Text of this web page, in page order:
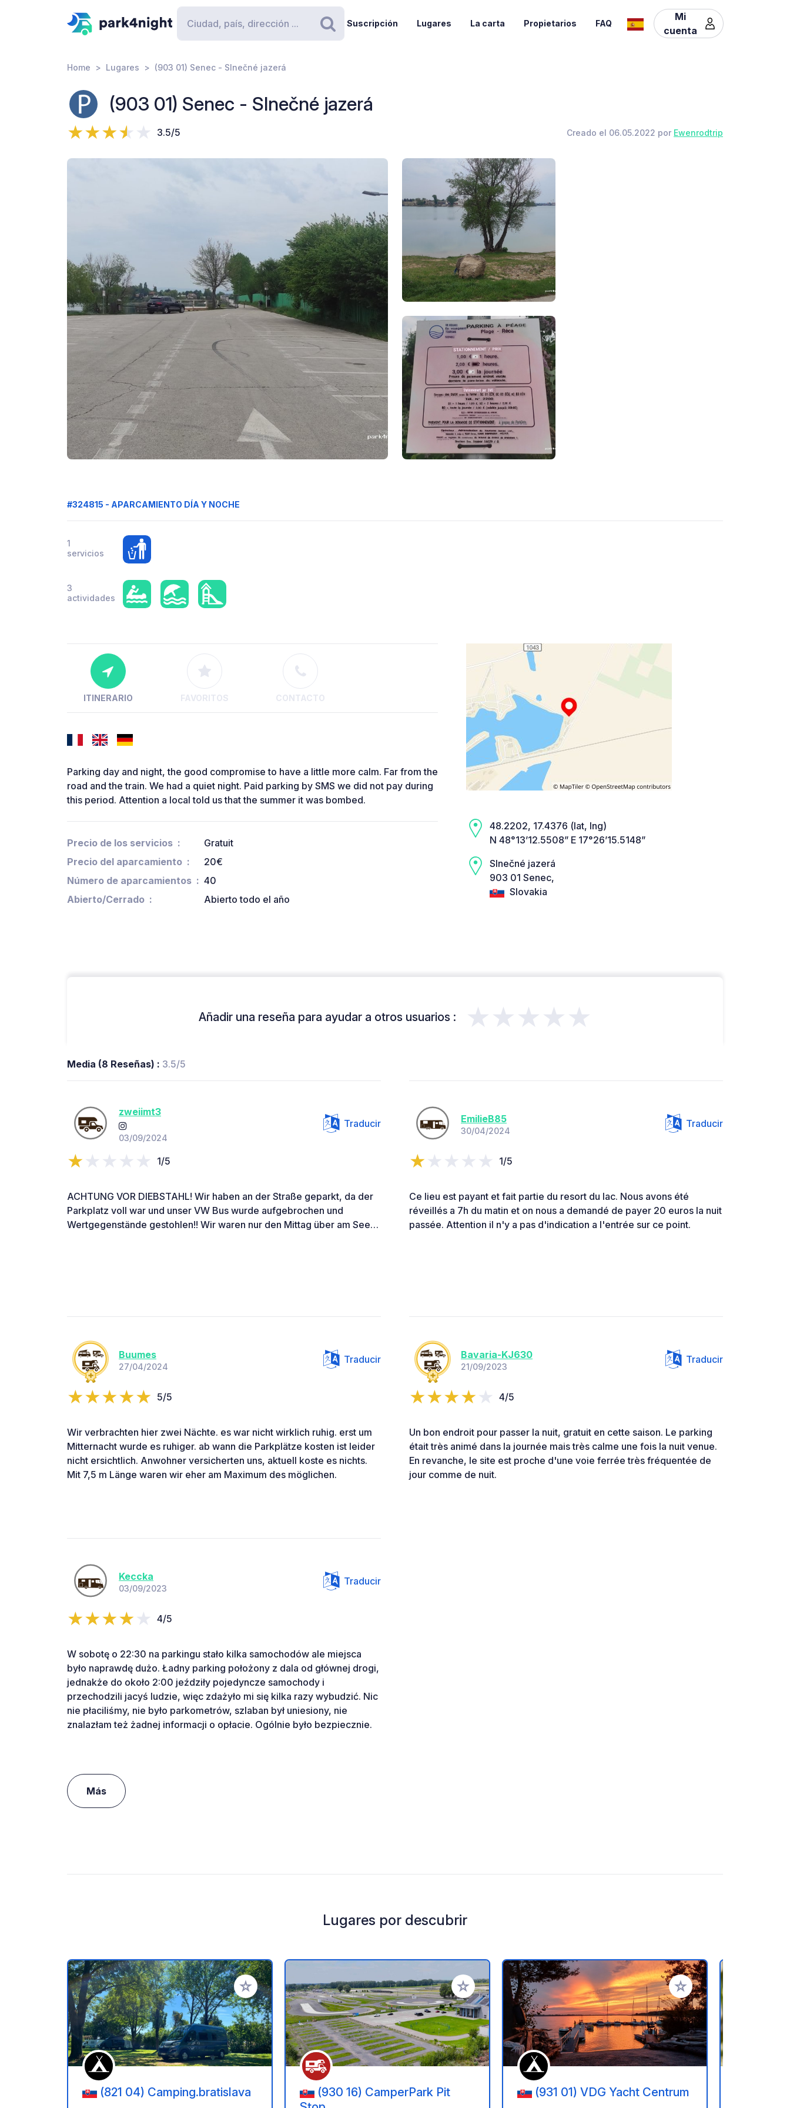
Buscar
Suscripción Lugares La carta Propietarios FAQ
Mi
cuenta
Home Lugares (903 01) Senec - Slnečné jazerá
(903 01) Senec - Slnečné jazerá
3.5/5 Creado el 06.05.2022 por Ewenrodtrip
#324815 - APARCAMIENTO DÍA Y NOCHE
1
servicios
3
actividades
ITINERARIO FAVORITOS CONTACTO
Parking day and night, the good compromise to have a little more calm. Far from the
road and the train. We had a quiet night. Paid parking by SMS we did not pay during
this period. Attention a local told us that the summer it was bombed.
Precio de los servicios
Gratuit
Precio del aparcamiento
20€
Número de aparcamientos
40
Abierto/Cerrado
Abierto todo el año
48.2202, 17.4376 (lat, lng)
N 48°13’12.5508” E 17°26’15.5148”
Slnečné jazerá
903 01 Senec,
Slovakia
Añadir una reseña para ayudar a otros usuarios : ★★★★★
Media (8 Reseñas) : 3.5/5
zweiimt3
03/09/2024
Traducir
1/5
ACHTUNG VOR DIEBSTAHL! Wir haben an der Straße geparkt, da der
Parkplatz voll war und unser VW Bus wurde aufgebrochen und
Wertgegenstände gestohlen!! Wir waren nur den Mittag über am See…
EmilieB85
30/04/2024
Traducir
1/5
Ce lieu est payant et fait partie du resort du lac. Nous avons été
réveillés a 7h du matin et on nous a demandé de payer 20 euros la nuit
passée. Attention il n'y a pas d'indication a l'entrée sur ce point.
Buumes
27/04/2024
Traducir
5/5
Wir verbrachten hier zwei Nächte. es war nicht wirklich ruhig. erst um
Mitternacht wurde es ruhiger. ab wann die Parkplätze kosten ist leider
nicht ersichtlich. Anwohner versicherten uns, aktuell koste es nichts.
Mit 7,5 m Länge waren wir eher am Maximum des möglichen.
Bavaria-KJ630
21/09/2023
Traducir
4/5
Un bon endroit pour passer la nuit, gratuit en cette saison. Le parking
était très animé dans la journée mais très calme une fois la nuit venue.
En revanche, le site est proche d'une voie ferrée très fréquentée de
jour comme de nuit.
Keccka
03/09/2023
Traducir
4/5
W sobotę o 22:30 na parkingu stało kilka samochodów ale miejsca
było naprawdę dużo. Ładny parking położony z dala od głównej drogi,
jednakże do około 2:00 jeździły pojedyncze samochody i
przechodzili jacyś ludzie, więc zdażyło mi się kilka razy wybudzić. Nic
nie płaciliśmy, nie było parkometrów, szlaban był uniesiony, nie
znalazłam też żadnej informacji o opłacie. Ogólnie było bezpiecznie.
Más
Lugares por descubrir
Añadir a tus favoritos
(821 04) Camping.bratislava
Añadir a tus favoritos
(930 16) CamperPark Pit
Añadir a tus favoritos
(931 01) VDG Yacht Centrum